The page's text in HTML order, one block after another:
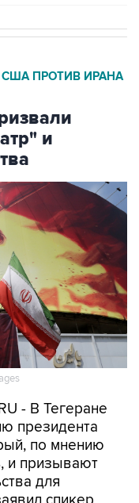
ПРОТИВ ИРАНА
и
- В Тегеране
президента
по мнению
и призывают
для